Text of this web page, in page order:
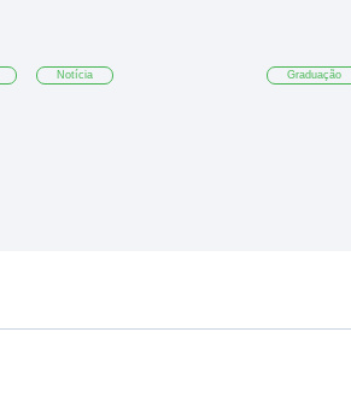
Notícia Graduação